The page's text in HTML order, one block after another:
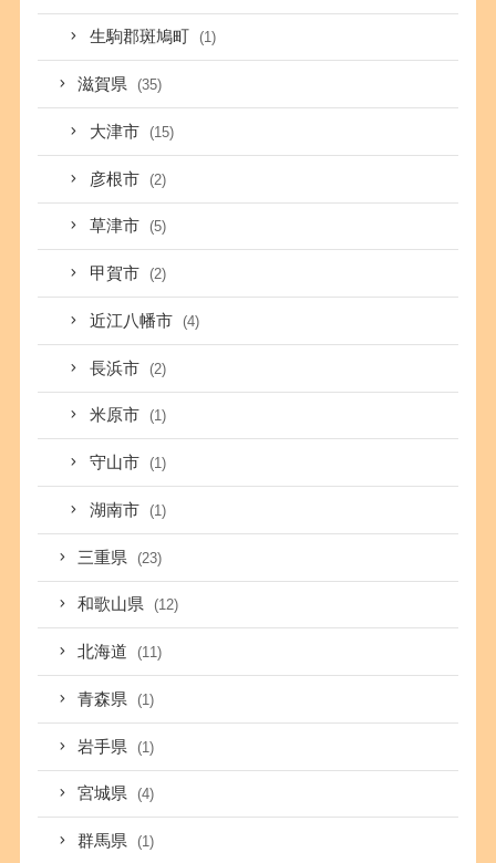
生駒郡斑鳩町 (1)
滋賀県 (35)
大津市 (15)
彦根市 (2)
草津市 (5)
甲賀市 (2)
近江八幡市 (4)
長浜市 (2)
米原市 (1)
守山市 (1)
湖南市 (1)
三重県 (23)
和歌山県 (12)
北海道 (11)
青森県 (1)
岩手県 (1)
宮城県 (4)
群馬県 (1)